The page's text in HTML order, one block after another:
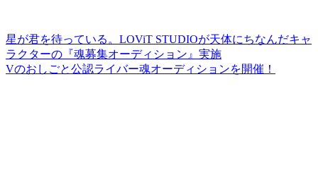
星が君を待っている。LOViT STUDIOが天体にちなんだキャ
ラクターの『魂募集オーディション』実施
Vのおしごと公認ライバー魂オーディションを開催！